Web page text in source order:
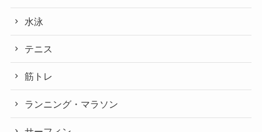
水泳
テニス
筋トレ
ランニング・マラソン